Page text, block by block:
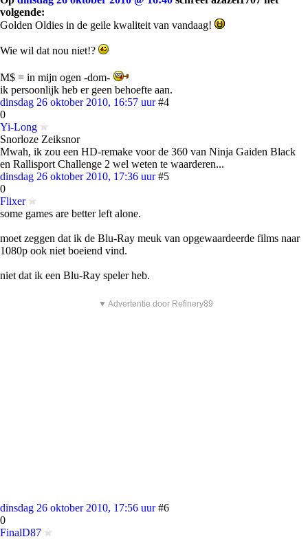
volgende:
Golden Oldies in de geile kwaliteit van vandaag!
Wie wil dat nou niet!?
M$ = in mijn ogen -dom-
ik persoonlijk heb er geen behoefte aan.
dinsdag 26 oktober 2010, 16:57 uur #4
0
Yi-Long
Snorloze Zeiksnor
Mwah, ik zou een HD-remake voor de 360 van Ninja Gaiden Black
en Rallisport Challenge 2 wel weten te waarderen...
dinsdag 26 oktober 2010, 17:36 uur #5
0
Flixer
some games are better left alone.
moet zeggen dat ik de Blu-Ray meuk van opgewaardeerde films naar
1080p ook niet boeiend vind.
niet dat ik een Blu-Ray speler heb.
▼ Advertentie door Refinery89
dinsdag 26 oktober 2010, 17:56 uur #6
0
FinalD87